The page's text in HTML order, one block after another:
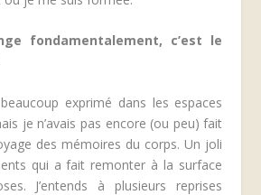
fondamentalement, c’est le
beaucoup exprimé dans les espaces
je n’avais pas encore (ou peu) fait
des mémoires du corps. Un joli
qui a fait remonter à la surface
J’entends à plusieurs reprises